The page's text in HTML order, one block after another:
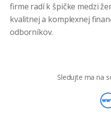
firme radí k špičke medzi
kvalitnej a komplexnej
odborníkov.
Sledujte ma na